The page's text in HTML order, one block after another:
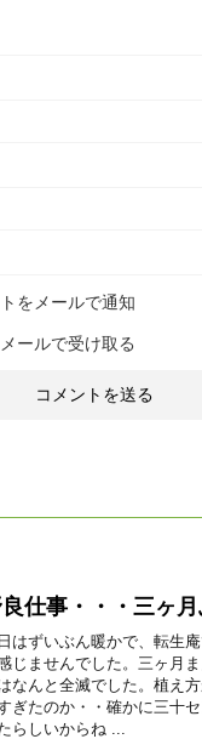
をメールで通知
ールで受け取る
仕事・・・三ヶ
はずいぶん暖かで、転生
じませんでした。三ヶ月
なんと全滅でした。植え方
ぎたのか・・確かに三十
らしいからね ...